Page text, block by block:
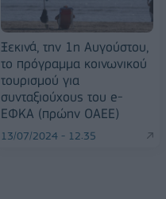
Ξεκινά, την 1η Αυγούστου,
το πρόγραμμα κοινωνικού
τουρισμού για
συνταξιούχους του e-
ΕΦΚΑ (πρώην ΟΑΕΕ)
13/07/2024 - 12:35